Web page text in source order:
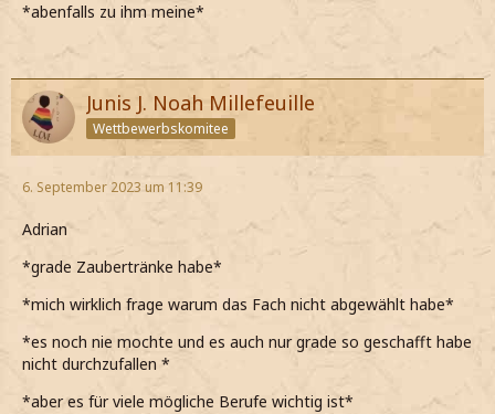
*abenfalls zu ihm meine*
Junis J. Noah Millefeuille
Wettbewerbskomitee
6. September 2023 um 11:39
Adrian
*grade Zaubertränke habe*
*mich wirklich frage warum das Fach nicht abgewählt habe*
*es noch nie mochte und es auch nur grade so geschafft habe
nicht durchzufallen *
*aber es für viele mögliche Berufe wichtig ist*